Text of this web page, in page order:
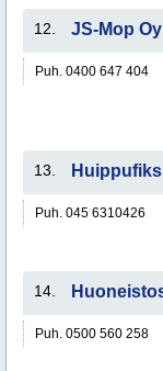
12. JS-Mop Oy
Puh. 0400 647 404
13.
Puh. 045 6310426
14.
Puh. 0500 560 258